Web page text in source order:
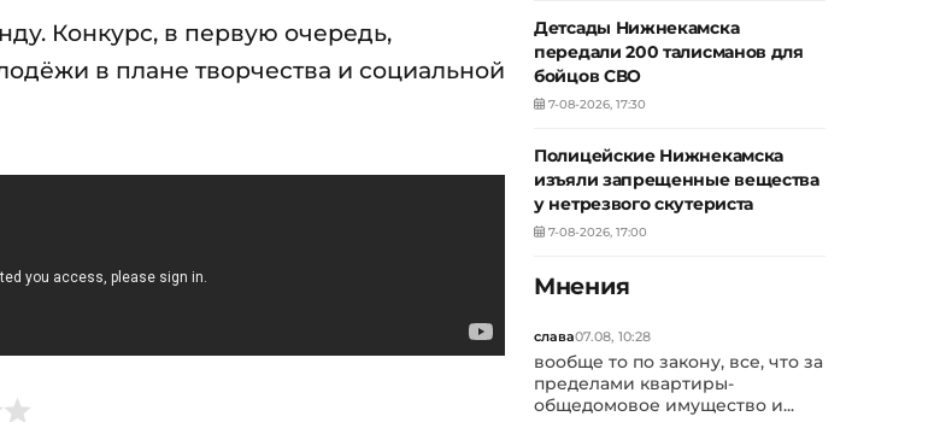
Конкурс, в первую очередь,
в плане творчества и социальной
Детсады Нижнекамска
передали 200 талисманов для
бойцов СВО
7-08-2026, 17:30
Полицейские Нижнекамска
изъяли запрещенные вещества
у нетрезвого скутериста
7-08-2026, 17:00
Мнения
слава07.08, 10:28
вообще то по закону, все, что за
пределами квартиры-
общедомовое имущество и...